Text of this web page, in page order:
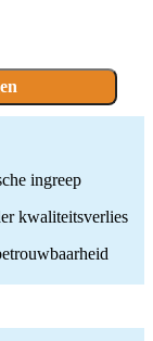
ingreep
kwaliteitsverlies